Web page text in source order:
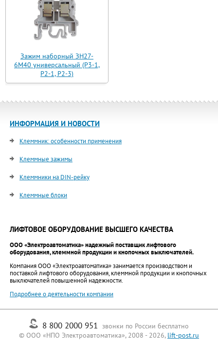
Зажим наборный ЗН27-
6М40 универсальный (Р3-1,
Р2-1, Р2-3)
ИНФОРМАЦИЯ И НОВОСТИ
Клеммник: особенности применения
Клеммные зажимы
Клеммники на DIN-рейку
Клеммные блоки
ЛИФТОВОЕ ОБОРУДОВАНИЕ ВЫСШЕГО КАЧЕСТВА
ООО «Электроавтоматика» надежный поставщик лифтового
оборудования, клеммной продукции и кнопочных выключателей.
Компания ООО «Электроавтоматика» занимается производством и
поставкой лифтового оборудования, клеммной продукции и кнопочных
выключателей повышенной надежности.
Подробнее о деятельности компании
8 800 2000 951 звонки по России бесплатно
© ООО «НПО Электроавтоматика», 2008 - 2026, lift-post.ru